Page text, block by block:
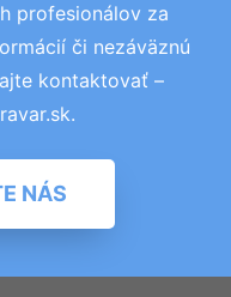
profesionálov za
či nezáväznú
kontaktovať –
NÁS